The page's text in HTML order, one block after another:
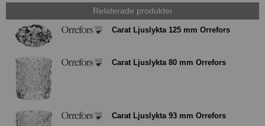
Relaterade produkter
Carat Ljuslykta 125 mm Orrefors
Carat Ljuslykta 80 mm Orrefors
Carat Ljuslykta 93 mm Orrefors